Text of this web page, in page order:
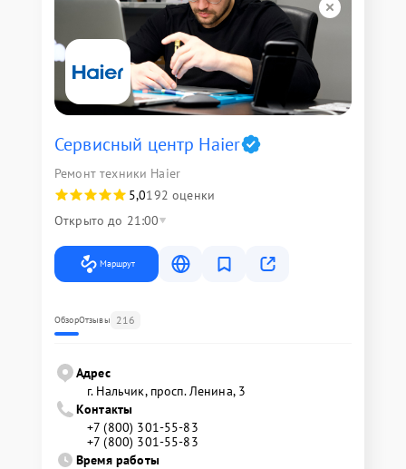
Сервисный центр Haier
Ремонт техники Haier
5,0192 оценки
Открыто до 21:00
Маршрут
ОбзорОтзывы 216
Адрес
г. Нальчик, просп. Ленина, 3
Контакты
+7 (800) 301-55-83
+7 (800) 301-55-83
Время работы